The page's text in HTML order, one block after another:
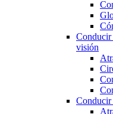
Conducir
visión